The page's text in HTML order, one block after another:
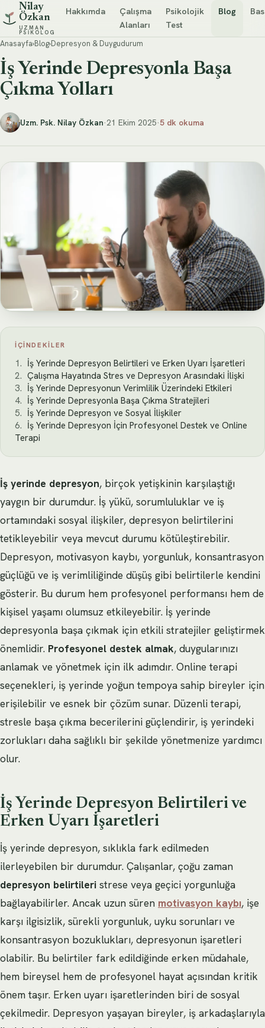
Nilay
Özkan
UZMAN
PSIKOLOG
Hakkımda
Çalışma
Alanları
Psikolojik
Test
Blog
Anasayfa›Blog›Depresyon & Duygudurum
İş Yerinde Depresyonla Başa
Çıkma Yolları
Uzm. Psk. Nilay Özkan·21 Ekim 2025·5 dk okuma
İÇINDEKILER
İş Yerinde Depresyon Belirtileri ve Erken Uyarı İşaretleri
Çalışma Hayatında Stres ve Depresyon Arasındaki İlişki
İş Yerinde Depresyonun Verimlilik Üzerindeki Etkileri
İş Yerinde Depresyonla Başa Çıkma Stratejileri
İş Yerinde Depresyon ve Sosyal İlişkiler
İş Yerinde Depresyon İçin Profesyonel Destek ve Online
Terapi
İş yerinde depresyon, birçok yetişkinin karşılaştığı
yaygın bir durumdur. İş yükü, sorumluluklar ve iş
ortamındaki sosyal ilişkiler, depresyon belirtilerini
tetikleyebilir veya mevcut durumu kötüleştirebilir.
Depresyon, motivasyon kaybı, yorgunluk, konsantrasyon
güçlüğü ve iş verimliliğinde düşüş gibi belirtilerle kendini
gösterir. Bu durum hem profesyonel performansı hem de
kişisel yaşamı olumsuz etkileyebilir. İş yerinde
depresyonla başa çıkmak için etkili stratejiler geliştirmek
önemlidir. Profesyonel destek almak, duygularınızı
anlamak ve yönetmek için ilk adımdır. Online terapi
seçenekleri, iş yerinde yoğun tempoya sahip bireyler için
erişilebilir ve esnek bir çözüm sunar. Düzenli terapi,
stresle başa çıkma becerilerini güçlendirir, iş yerindeki
zorlukları daha sağlıklı bir şekilde yönetmenize yardımcı
olur.
İş Yerinde Depresyon Belirtileri ve
Erken Uyarı İşaretleri
İş yerinde depresyon, sıklıkla fark edilmeden
ilerleyebilen bir durumdur. Çalışanlar, çoğu zaman
depresyon belirtileri strese veya geçici yorgunluğa
bağlayabilirler. Ancak uzun süren motivasyon kaybı, işe
karşı ilgisizlik, sürekli yorgunluk, uyku sorunları ve
konsantrasyon bozuklukları, depresyonun işaretleri
olabilir. Bu belirtiler fark edildiğinde erken müdahale,
hem bireysel hem de profesyonel hayat açısından kritik
önem taşır. Erken uyarı işaretlerinden biri de sosyal
çekilmedir. Depresyon yaşayan bireyler, iş arkadaşlarıyla